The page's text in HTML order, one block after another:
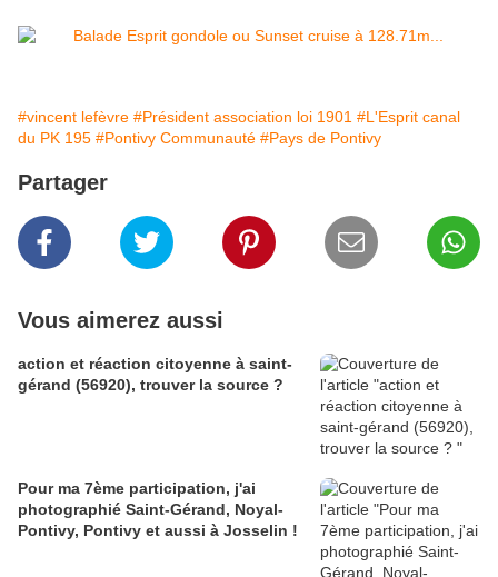
#vincent lefèvre #Président association loi 1901 #L'Esprit canal
du PK 195 #Pontivy Communauté #Pays de Pontivy
Partager
Vous aimerez aussi
action et réaction citoyenne à saint-
gérand (56920), trouver la source ?
Pour ma 7ème participation, j'ai
photographié Saint-Gérand, Noyal-
Pontivy, Pontivy et aussi à Josselin !